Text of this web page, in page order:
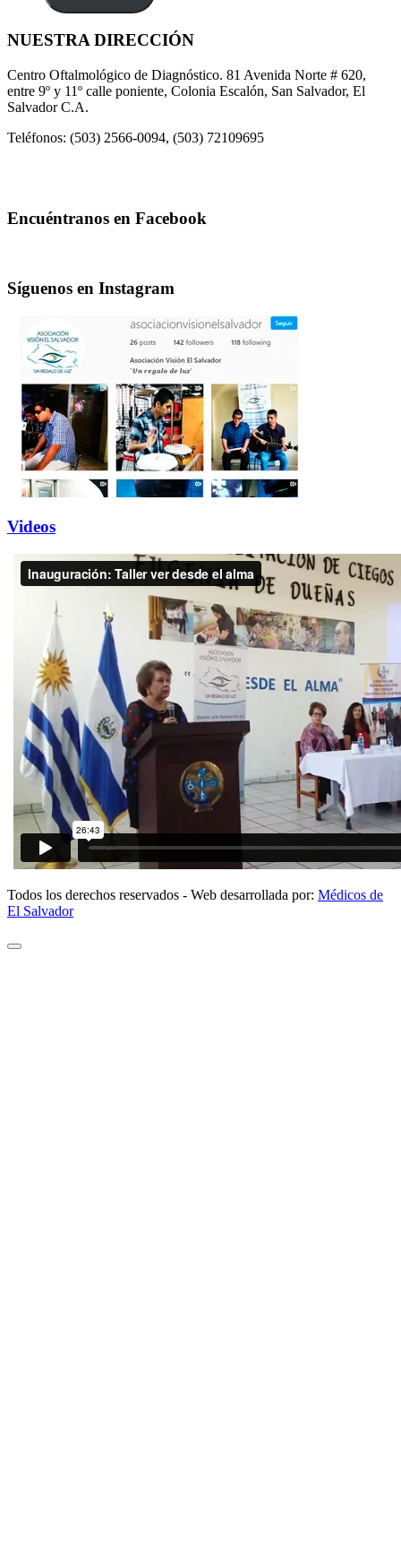
NUESTRA DIRECCIÓN
Centro Oftalmológico de Diagnóstico. 81 Avenida Norte # 620,
entre 9º y 11º calle poniente, Colonia Escalón, San Salvador, El
Salvador C.A.
Teléfonos: (503) 2566-0094, (503) 72109695
Encuéntranos en Facebook
Síguenos en Instagram
Videos
Todos los derechos reservados - Web desarrollada por: Médicos de
El Salvador